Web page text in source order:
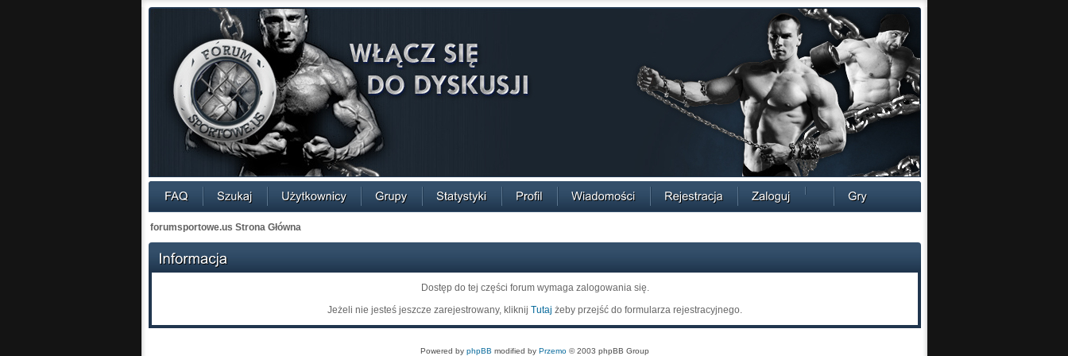
forumsportowe.us Strona Główna
Dostęp do tej części forum wymaga zalogowania się.
Jeżeli nie jesteś jeszcze zarejestrowany, kliknij Tutaj żeby przejść do formularza rejestracyjnego.
Powered by phpBB modified by Przemo © 2003 phpBB Group